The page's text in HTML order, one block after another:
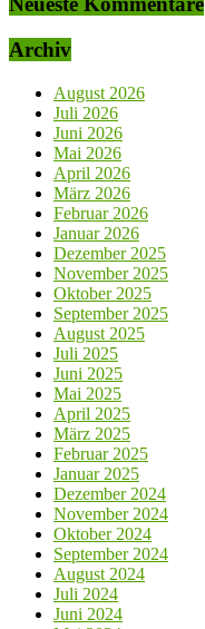
Archiv
August 2026
Juli 2026
Juni 2026
Mai 2026
April 2026
März 2026
Februar 2026
Januar 2026
Dezember 2025
November 2025
Oktober 2025
September 2025
August 2025
Juli 2025
Juni 2025
Mai 2025
April 2025
März 2025
Februar 2025
Januar 2025
Dezember 2024
November 2024
Oktober 2024
September 2024
August 2024
Juli 2024
Juni 2024